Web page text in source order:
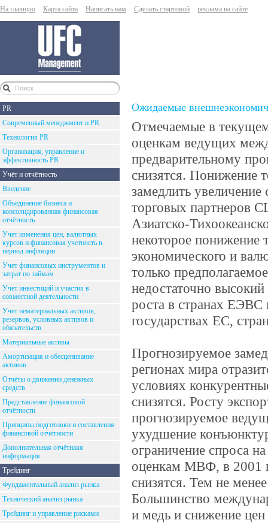
На главную Карта сайта Написать нам Сделать стартовой реклама на сайте
PR
Современный менеджмент и PR
Технология PR
Организация, управление и
эффективность PR
Учёт и отчётность
Введение
Объединение бизнеса и
консолидированная финансовая
отчётность
Учет изменения цен, валютных
курсов и финансовая учетность в
период инфляции
Учет финансовых инструментов и
затрат по займам
Учет инвестиций и участия в
совместной деятельности
Учет нематериальных активов,
резервов, условных активов и
обязательств
Материальные активы
Амортизация и обесценивание
активов
Отчёты о движении денежных
средств
Представление финансовой
отчётности
Принципы подготовки и составления
финансовой отчётности
Дополнительная отчётнаяя
информация
Трейдинг
Фундаментальный анализ рынка
Технический анализ рынка
Трейдинг и управление рисками
Ожидаемые
Отмечаемые в
оценкам ведущих
предварительному
снизятся. Понижение
замедлить
торговых партнеров
Азиатско-
некоторое понижение
экономического и
только
недостаточно
роста в странах ЕЭВС
государствах ЕС,
Прогнозируемое
регионах мира
условиях
снизятся. Росту
прогнозируемое
ухудшение
ограничение спроса
оценкам МВФ, в 2001
снизятся. Тем не
Большинство
и медь и снижение цен